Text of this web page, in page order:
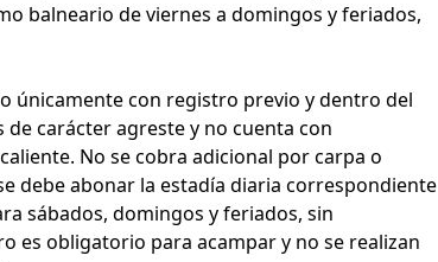
balneario de viernes a domingos y feriados,
únicamente con registro previo y dentro del
carácter agreste y no cuenta con
No se cobra adicional por carpa o
debe abonar la estadía diaria correspondiente
sábados, domingos y feriados, sin
es obligatorio para acampar y no se realizan